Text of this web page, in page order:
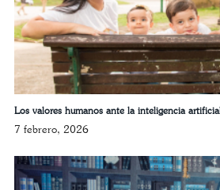
Los valores humanos ante la inteligencia artificial
7 febrero, 2026